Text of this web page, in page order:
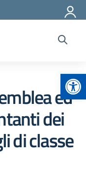
ed
dei
di classe